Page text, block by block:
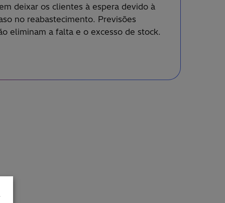
deixar os clientes à espera devido à
no reabastecimento. Previsões
eliminam a falta e o excesso de stock.